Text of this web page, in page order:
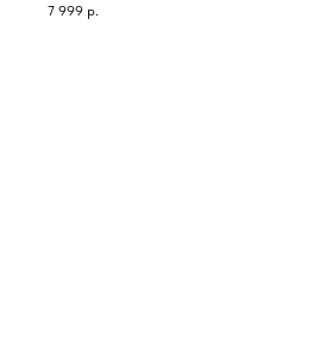
7 999 р.